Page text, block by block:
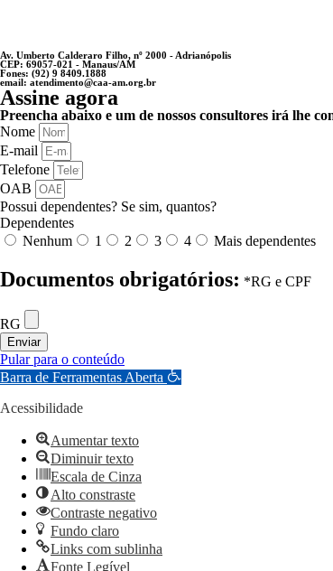
Av. Umberto Calderaro Filho, nº 2000 - Adrianópolis
CEP: 69057-021 - Manaus/AM
Fones: (92) 9 8409.1888
email: atendimento@caa-am.org.br
Assine agora
Preencha abaixo e um de nossos consultores irá lhe
Nome
E-mail
Telefone
OAB
Possui dependentes? Se sim, quantos?
Dependentes
Nenhum
1 2 3 4 Mais dependentes
Documentos obrigatórios: *RG e CPF
RG
Enviar
Pular para o conteúdo
Barra de Ferramentas Aberta
Acessibilidade
Aumentar texto
Diminuir texto
Escala de Cinza
Alto constraste
Contraste negativo
Fundo claro
Links com sublinha
Fonte Legível